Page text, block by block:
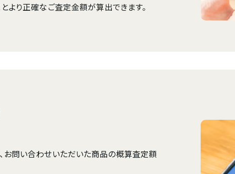
より正確なご査定金額が算出できます。
お問い合わせいただいた商品の概算査定額